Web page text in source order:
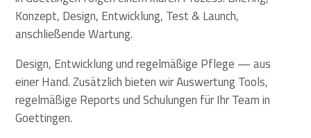
Konzept, Design, Entwicklung, Test & Launch,
anschließende Wartung.
Design, Entwicklung und regelmäßige Pflege — aus
einer Hand. Zusätzlich bieten wir Auswertung Tools,
regelmäßige Reports und Schulungen für Ihr Team in
Goettingen.